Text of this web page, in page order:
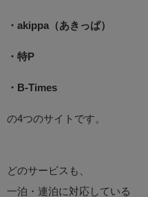
・akippa（あきっぱ）
・特P
・B-Times
の4つのサイトです。
どのサービスも、
一泊・連泊に対応している